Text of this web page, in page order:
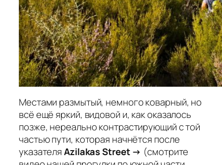
Местами размытый, немного коварный, но
всё ещё яркий, видовой и, как оказалось
позже, нереально контрастирующий с той
частью пути, которая начнётся после
указателяAzilakas Street → (смотрите